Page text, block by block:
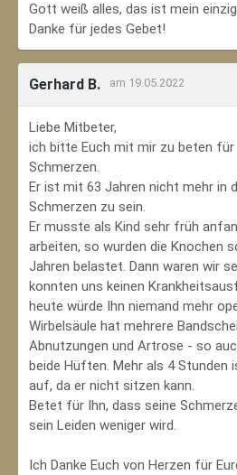
Gott weiß alles, das ist mein
Danke für jedes Gebet!
Gerhard B. am 19.05.2022
Liebe Mitbeter,
ich bitte Euch mit mir zu beten für
Schmerzen.
Er ist mit 63 Jahren nicht mehr in
Schmerzen zu sein.
Er musste als Kind sehr früh
arbeiten, so wurden die Knochen
Jahren belastet. Dann waren wir
konnten uns keinen
heute würde Ihn niemand mehr
Wirbelsäule hat mehrere
Abnutzungen und Artrose - so
beide Hüften. Mehr als 4 Stunden
auf, da er nicht sitzen kann.
Betet für Ihn, dass seine
sein Leiden weniger wird.
Ich Danke Euch von Herzen für